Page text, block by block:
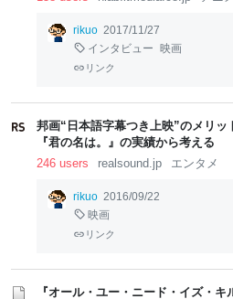
rikuo 2017/11/27
インタビュー
映画
リンク
邦画“日本語字幕つき上映”のメリッ
『君の名は。』の実績から考える
246 users
realsound.jp エンタメ
rikuo 2016/09/22
映画
リンク
『オール・ユー・ニード・イズ・